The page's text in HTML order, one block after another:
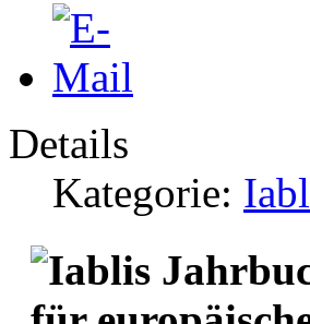
Details
Kategorie: